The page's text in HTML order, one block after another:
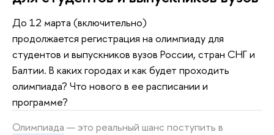
До 12 марта (включительно)
продолжается регистрация на олимпиаду для
студентов и выпускников вузов России, стран СНГ и
Балтии. В каких городах и как будет проходить
олимпиада? Что нового в ее расписании и
программе?
Олимпиада — это реальный шанс поступить в